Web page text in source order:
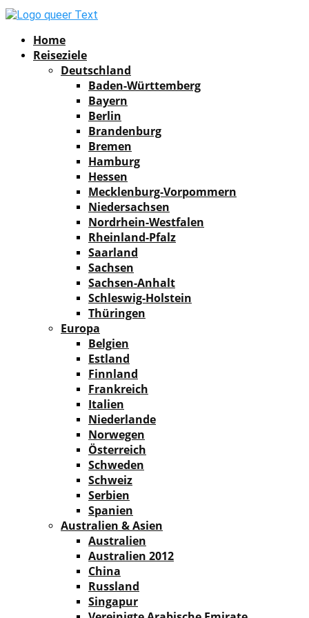
Home
Reiseziele
Deutschland
Baden-Württemberg
Bayern
Berlin
Brandenburg
Bremen
Hamburg
Hessen
Mecklenburg-Vorpommern
Niedersachsen
Nordrhein-Westfalen
Rheinland-Pfalz
Saarland
Sachsen
Sachsen-Anhalt
Schleswig-Holstein
Thüringen
Europa
Belgien
Estland
Finnland
Frankreich
Italien
Niederlande
Norwegen
Österreich
Schweden
Schweiz
Serbien
Spanien
Australien & Asien
Australien
Australien 2012
China
Russland
Singapur